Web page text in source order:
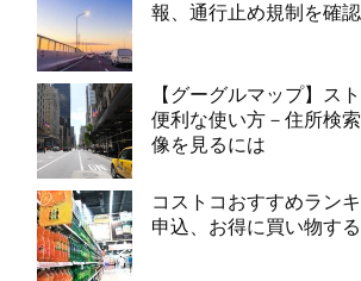
報、通行止め規制を確認
【グーグルマップ】ス
便利な使い方－住所検
像を見るには
コストコおすすめラン
申込、お得に買い物す